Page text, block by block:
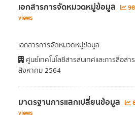
เอกสารการจัดหมวดหมู่ข้อมูล
views
เอกสารการจัดหมวดหมู่ข้อมูล
ศูนย์เทคโนโลยีสารสนเทศและการสื่อส
สิงหาคม 2564
มาตรฐานการแลกเปลี่ยนข้อมูล
views